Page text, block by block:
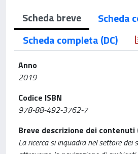
Scheda breve
Scheda
Scheda completa (DC)
Anno
2019
Codice ISBN
978-88-492-3762-7
Breve descrizione dei
La ricerca si inquadra nel settore dei